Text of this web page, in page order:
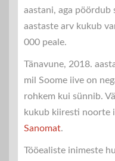
aastani, aga pöördub
aastaste arv kukub
000 peale.
Tänavune, 2018.
mil Soome iive on
rohkem kui sünnib.
kukub kiiresti noorte
Sanomat.
Tööealiste inimeste